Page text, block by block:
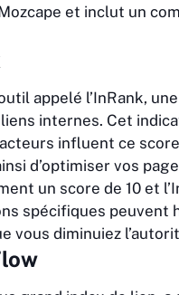
et inclut un
appelé l’InRank,
internes. Cet
influent ce
d’optimiser vos
un score de 10 et
spécifiques peuvent
vous diminuiez